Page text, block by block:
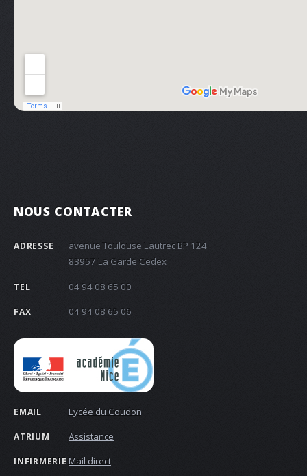
NOUS CONTACTER
ADRESSE
avenue Toulouse Lautrec BP 124
83957 La Garde Cedex
TEL 04 94 08 65 00
FAX 04 94 08 65 06
EMAIL Lycée du Coudon
ATRIUM Assistance
INFIRMERIE Mail direct